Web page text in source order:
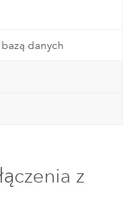
danych
z